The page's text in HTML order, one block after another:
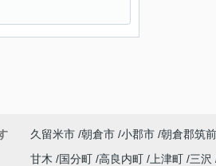
久留米市 朝倉市 小郡市 朝倉郡筑
甘木 国分町 高良内町 上津町 三沢